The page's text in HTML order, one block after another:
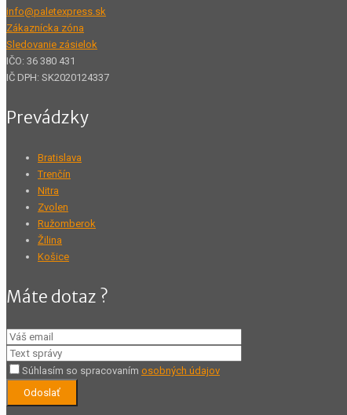
info@paletexpress.sk
Zákaznícka zóna
Sledovanie zásielok
IČO: 36 380 431
IČ DPH: SK2020124337
Prevádzky
Bratislava
Trenčín
Nitra
Zvolen
Ružomberok
Žilina
Košice
Máte dotaz ?
Súhlasím so spracovaním osobných údajov